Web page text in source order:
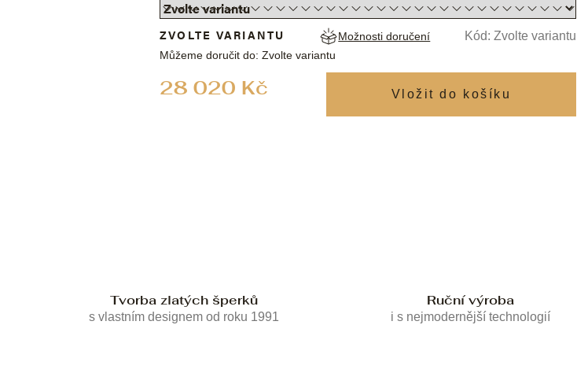
28 020 Kč
ZVOLTE VARIANTU
Můžeme doručit do: Zvolte variantu
Možnosti doručení Kód: Zvolte variantu
Tvorba zlatých šperků
s vlastním designem od roku 1991
Ruční výroba
i s nejmodernější technologií